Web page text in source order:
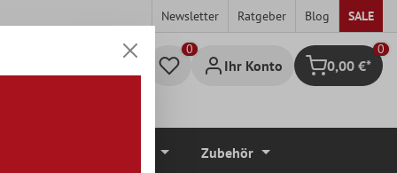
Newsletter Ratgeber Blog SALE
Ihr Konto Warenkorb
0
0,00 €*
Zubehör